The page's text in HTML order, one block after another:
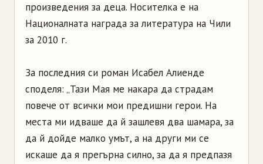
произведения за деца. Носителка е на
Националната награда за литература на Чили
за 2010 г.
За последния си роман Исабел Алиенде
споделя: „Тази Мая ме накара да страдам
повече от всички мои предишни герои. На
места ми идваше да й зашлевя два шамара, за
да й дойде малко умът, а на други ми се
искаше да я прегърна силно, за да я предпазя